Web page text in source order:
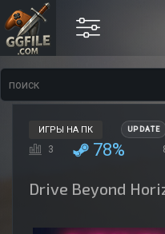
ИГРЫ НА ПК UPDATE
3 78%
Drive Beyond